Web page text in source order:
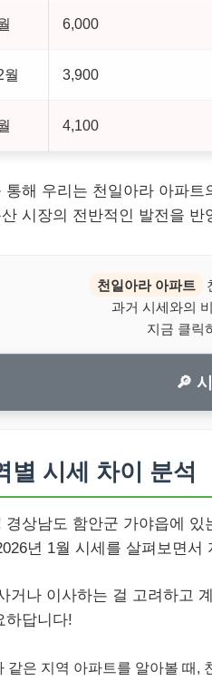
6,000
월 3,900
4,100
통해 우리는 천일아라 아파
시장의 전반적인 발전을 반
천일아라 아파트
과거 시세와의
지금 클릭
🔎
별 시세 차이 분석
경상남도 함안군 가야읍에
년 1월 시세를 살펴보면
거나 이사하는 걸 고려하고
하답니다!
같은 지역 아파트를 알아볼 때,